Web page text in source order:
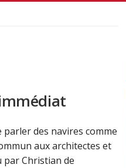
des navires comme
aux architectes et
par Christian de